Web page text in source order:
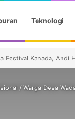
Teknologi
Semifinal Piala AFF
/Warga Desa